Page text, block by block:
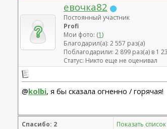
евочка82
Постоянный участник
Profi
Мои фото: (1)
Благодарил(а): 2 557 раз(а)
Поблагодарили: 2 899 раз(а) в 1
Статус: Никто еще не оценивал
@kolbi, я бы сказала огненно / горячая!
Спасибо: 2 Показать список